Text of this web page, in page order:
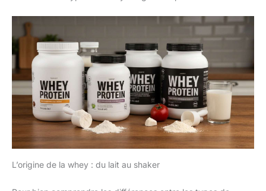
L’origine de la whey : du lait au shaker